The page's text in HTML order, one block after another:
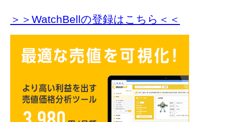
＞＞WatchBellの登録はこちら＜＜